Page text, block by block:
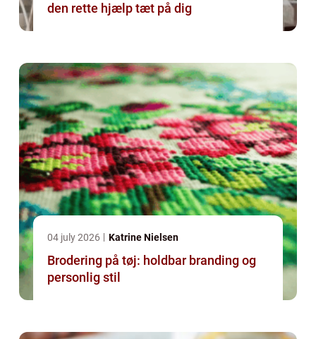
den rette hjælp tæt på dig
04 july 2026 Katrine Nielsen
Brodering på tøj: holdbar branding og
personlig stil